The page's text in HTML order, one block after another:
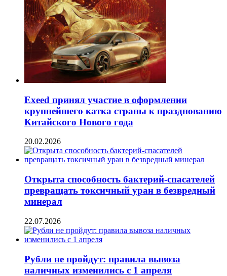
Exeed принял участие в оформлении
крупнейшего катка страны к празднованию
Китайского Нового года
20.02.2026
Открыта способность бактерий-спасателей
превращать токсичный уран в безвредный
минерал
22.07.2026
Рубли не пройдут: правила вывоза
наличных изменились с 1 апреля